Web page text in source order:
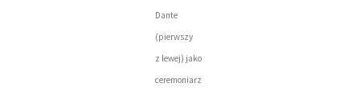
Dante
(pierwszy
z lewej) jako
ceremoniarz